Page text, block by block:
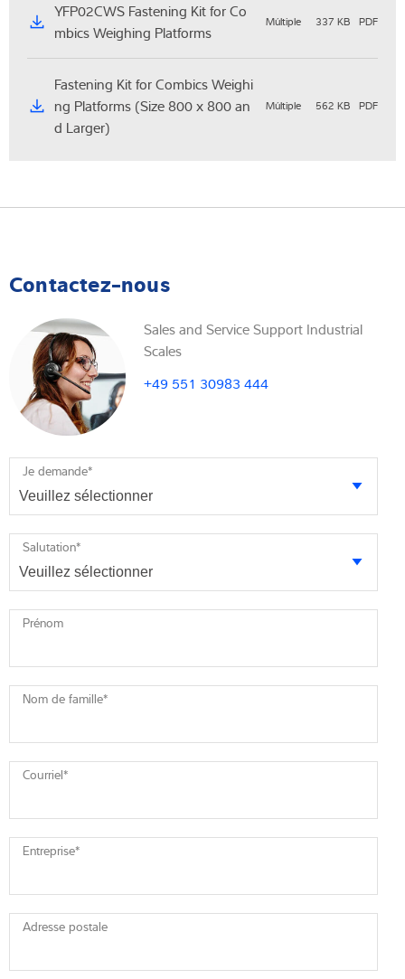
YFP02CWS Fastening Kit for Co
mbics Weighing Platforms
Múltiple 337 KB PDF
Fastening Kit for Combics Weighi
ng Platforms (Size 800 x 800 an
d Larger)
Múltiple 562 KB PDF
Contactez-nous
Sales and Service Support Industrial
Scales
+49 551 30983 444
Je demande*
Salutation*
Prénom
Nom de famille*
Courriel*
Entreprise*
Adresse postale